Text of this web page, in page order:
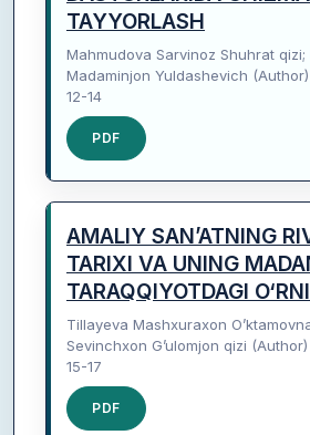
TAYYORLASH
Mahmudova Sarvinoz Shuhrat qizi;
Madaminjon Yuldashevich (Author)
12-14
PDF
AMALIY SAN’ATNING
TARIXI VA UNING
TARAQQIYOTDAGI
Tillayeva Mashxuraxon
Sevinchxon G’ulomjon qizi (Author)
15-17
PDF